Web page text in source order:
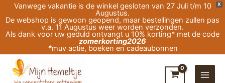
X
Vanwege vakantie is de winkel gesloten van 27 Juli t/m 10
Augustus.
De webshop is gewoon geopend, maar bestellingen zullen pas
v.a. 11 Augustus weer worden verzonden.
Als dank voor uw geduld ontvangt u 10% korting* met de code
zomerkorting2026
*muv actie, boeken en cadeaubonnen
naar
de